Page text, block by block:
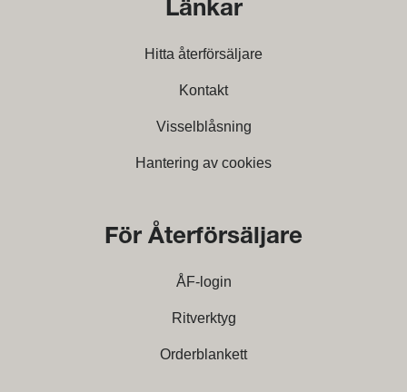
Länkar
Hitta återförsäljare
Kontakt
Visselblåsning
Hantering av cookies
För Återförsäljare
ÅF-login
Ritverktyg
Orderblankett